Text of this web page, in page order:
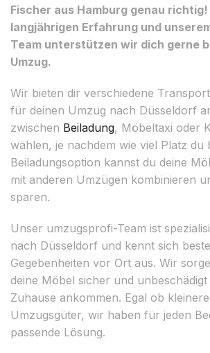
Fischer aus Hamburg genau
langjährigen Erfahrung und
Team unterstützen wir dich gerne
Umzug.
Wir bieten dir verschiedene
für deinen Umzug nach Düsseldorf
zwischen Beiladung, Möbeltaxi oder
wählen, je nachdem wie viel Platz du
Beiladungsoption kannst du deine
mit anderen Umzügen kombinieren
sparen.
Unser umzugsprofi-Team ist
nach Düsseldorf und kennt sich
Gegebenheiten vor Ort aus. Wir
deine Möbel sicher und
Zuhause ankommen. Egal ob
Umzugsgüter, wir haben für jeden
passende Lösung.